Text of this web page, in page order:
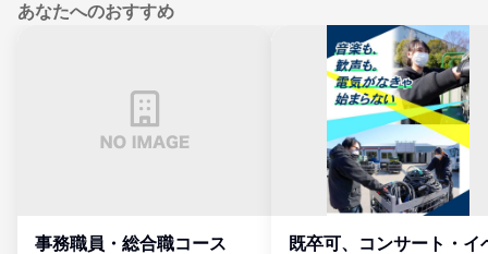
あなたへのおすすめ
事務職員・総合職コース
既卒可、コンサート・イ